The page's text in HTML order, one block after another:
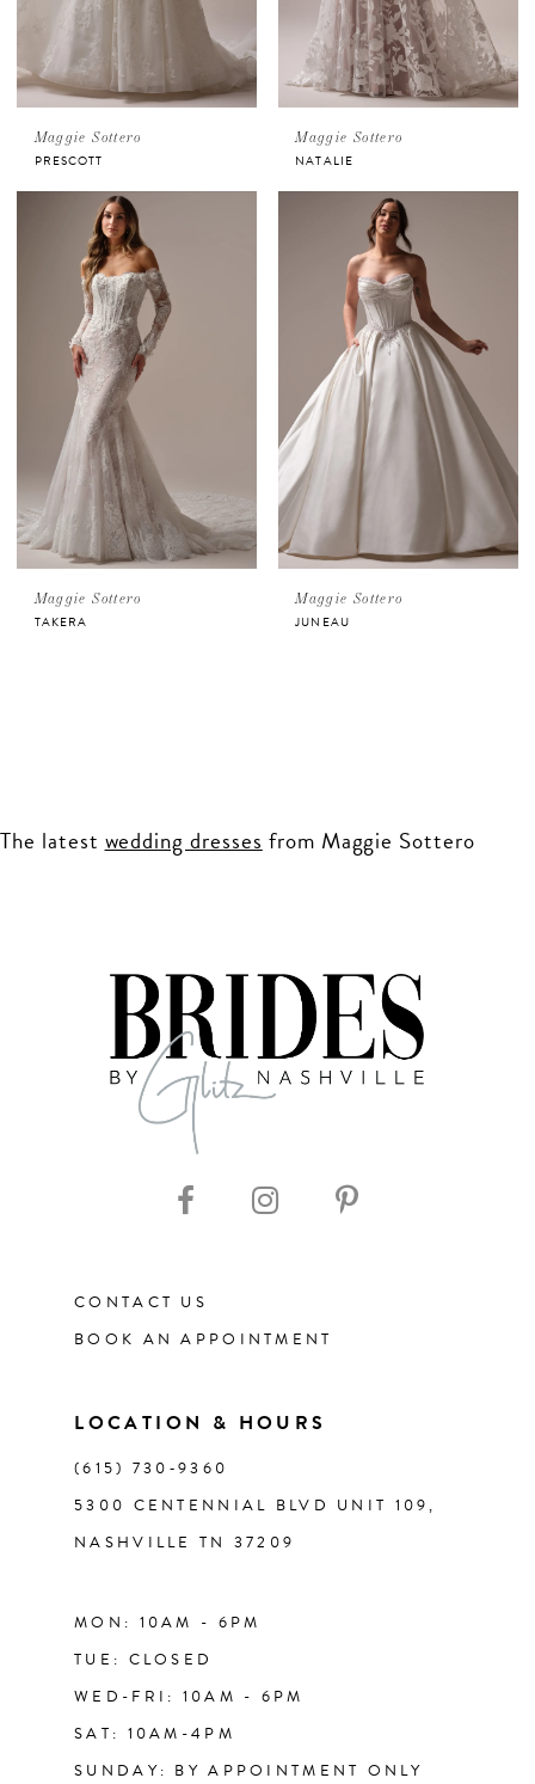
Maggie Sottero
PRESCOTT
Maggie Sottero
NATALIE
Maggie Sottero
TAKERA
Maggie Sottero
JUNEAU
The latestwedding dressesfrom Maggie Sottero
CONTACT US
BOOK AN APPOINTMENT
LOCATION & HOURS
(615) 730‑9360
5300 CENTENNIAL BLVD UNIT 109,
NASHVILLE TN 37209
MON: 10AM - 6PM
TUE: CLOSED
WED-FRI: 10AM - 6PM
SAT: 10AM-4PM
SUNDAY: BY APPOINTMENT ONLY